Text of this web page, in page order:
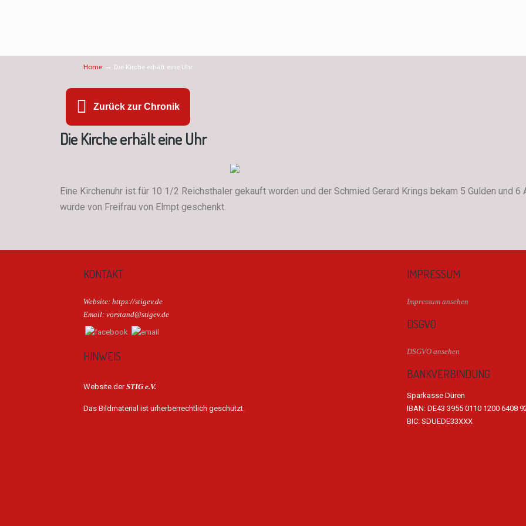
Home → Die Kirche erhält eine Uhr
Zurück zur Chronik
Die Kirche erhält eine Uhr
Eine Kirchenuhr ist für 10 1/2 Reichsthaler gekauft worden und der Schmied Gerard Krings bekam 5 Gulden und
wurde von Freifrau von Elmpt geschenkt.
KONTAKT
Website: https://stigev.de
Email: vorstand@stigev.de
HINWEIS
Website derSTIG e.V.
Das Bildmaterial ist urherberrechtlich geschützt.
IMPRESSUM
Impressum ansehen
DSGVO
DSGVO ansehen
BANKVERBINDUNG
Sparkasse Düren
IBAN: DE43 3955 0110 1200 6408
BIC: SDUEDE33XXX